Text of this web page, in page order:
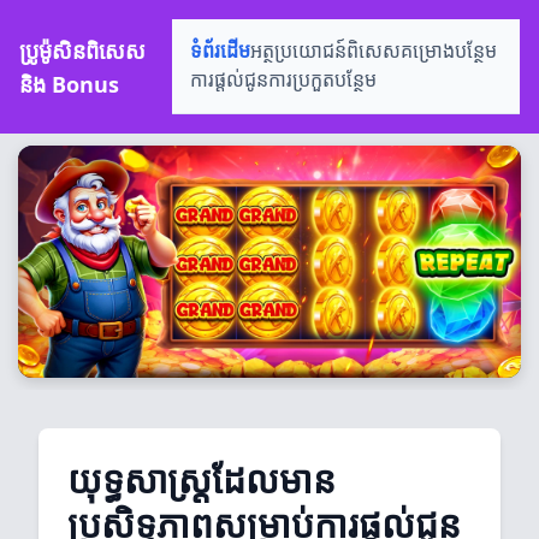
ប្រូម៉ូសិនពិសេស
និង Bonus
ទំព័រដើមអត្ថប្រយោជន៍ពិសេសគម្រោងបន្ថែម
ការផ្តល់ជូនការប្រកួតបន្ថែម
យុទ្ធសាស្ត្រដែលមាន
ប្រសិទ្ធភាពសម្រាប់ការផ្តល់ជូន